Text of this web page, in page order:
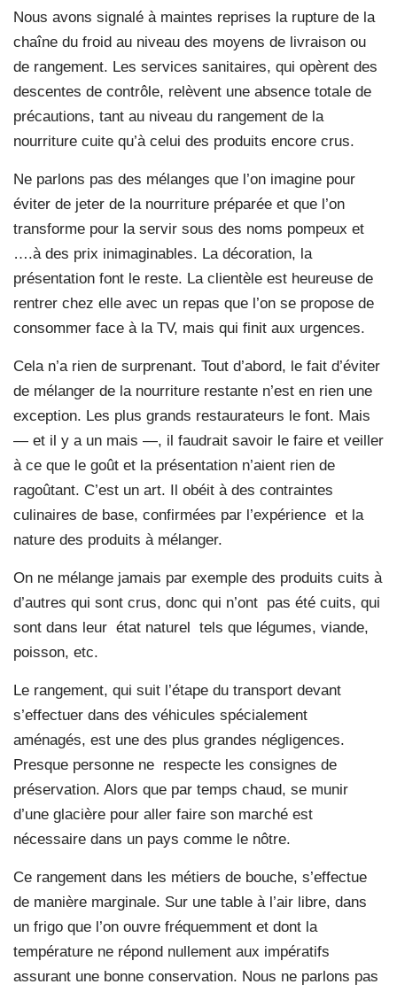
Nous avons signalé à maintes reprises la rupture de la
chaîne du froid au niveau des moyens de livraison ou
de rangement. Les services sanitaires, qui opèrent des
descentes de contrôle, relèvent une absence totale de
précautions, tant au niveau du rangement de la
nourriture cuite qu’à celui des produits encore crus.
Ne parlons pas des mélanges que l’on imagine pour
éviter de jeter de la nourriture préparée et que l’on
transforme pour la servir sous des noms pompeux et
….à des prix inimaginables. La décoration, la
présentation font le reste. La clientèle est heureuse de
rentrer chez elle avec un repas que l’on se propose de
consommer face à la TV, mais qui finit aux urgences.
Cela n’a rien de surprenant. Tout d’abord, le fait d’éviter
de mélanger de la nourriture restante n’est en rien une
exception. Les plus grands restaurateurs le font. Mais
— et il y a un mais —, il faudrait savoir le faire et veiller
à ce que le goût et la présentation n’aient rien de
ragoûtant. C’est un art. Il obéit à des contraintes
culinaires de base, confirmées par l’expérience et la
nature des produits à mélanger.
On ne mélange jamais par exemple des produits cuits à
d’autres qui sont crus, donc qui n’ont pas été cuits, qui
sont dans leur état naturel tels que légumes, viande,
poisson, etc.
Le rangement, qui suit l’étape du transport devant
s’effectuer dans des véhicules spécialement
aménagés, est une des plus grandes négligences.
Presque personne ne respecte les consignes de
préservation. Alors que par temps chaud, se munir
d’une glacière pour aller faire son marché est
nécessaire dans un pays comme le nôtre.
Ce rangement dans les métiers de bouche, s’effectue
de manière marginale. Sur une table à l’air libre, dans
un frigo que l’on ouvre fréquemment et dont la
température ne répond nullement aux impératifs
assurant une bonne conservation. Nous ne parlons pas